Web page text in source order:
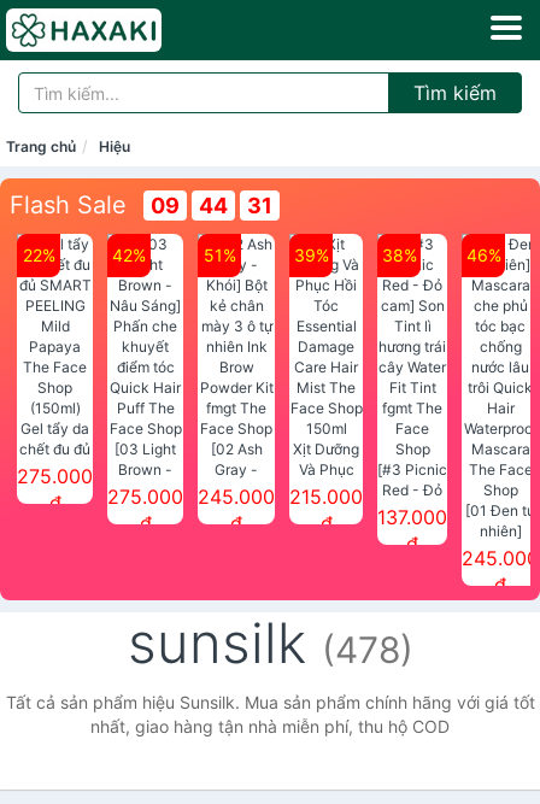
Tìm kiếm
Trang chủ Hiệu
Flash Sale 09 44 30
22%
Gel tẩy da
chết đu đủ
SMART
PEELING
275.000
đ
42%
[03 Light
Brown -
Nâu Sáng]
Phấn che
275.000
đ
51%
[02 Ash
Gray -
Khói] Bột
kẻ chân
Face Shop
245.000
đ
39%
Xịt Dưỡng
Và Phục
Hồi Tóc
Essential
215.000
đ
38%
[#3 Picnic
Red - Đỏ
cam] Son
Face
Shop
137.000
đ
46%
[01 Đen tự
nhiên]
Mascara
che phủ
Waterproof
Mascara
245.000
đ
sunsilk (478)
Tất cả sản phẩm hiệu Sunsilk. Mua sản phẩm chính hãng với giá tốt
nhất, giao hàng tận nhà miễn phí, thu hộ COD